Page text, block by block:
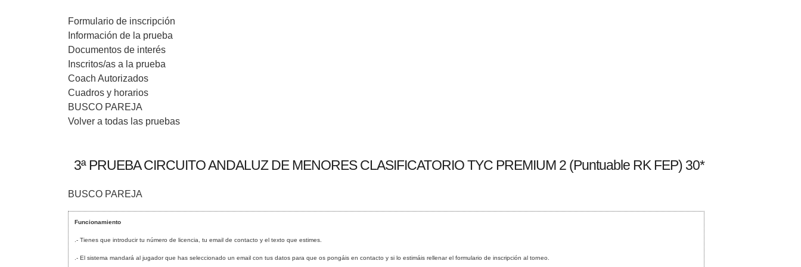
Formulario de inscripción
Información de la prueba
Documentos de interés
Inscritos/as a la prueba
Coach Autorizados
Cuadros y horarios
BUSCO PAREJA
Volver a todas las pruebas
3ª PRUEBA CIRCUITO ANDALUZ DE MENORES CLASIFICATORIO TYC PREMIUM 2 (Puntuable RK FEP) 30*
BUSCO PAREJA
Funcionamiento
.- Tienes que introducir tu número de licencia, tu email de contacto y el texto que estimes.
.- El sistema mandará al jugador que has seleccionado un email con tus datos para que os pongáis en contacto y si lo estimáis rellenar el formulario de inscripción al torneo.